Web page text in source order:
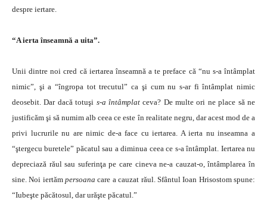
despre iertare.
“A ierta înseamnă a uita”.
Unii dintre noi cred că iertarea înseamnă a te preface că “nu s-a întâmplat
nimic”, şi a “îngropa tot trecutul” ca şi cum nu s-ar fi întâmplat nimic
deosebit. Dar dacă totuşi s-a întâmplatceva? De multe ori ne place să ne
justificăm şi să numim alb ceea ce este în realitate negru, dar acest mod de a
privi lucrurile nu are nimic de-a face cu iertarea. A ierta nu inseamna a
“ştergecu buretele” păcatul sau a diminua ceea ce s-a întâmplat. Iertarea nu
depreciază răul sau suferinţa pe care cineva ne-a cauzat-o, întâmplarea în
sine. Noi iertămpersoanacare a cauzat răul. Sfântul Ioan Hrisostom spune:
“Iubeşte păcătosul, dar urăşte păcatul.”